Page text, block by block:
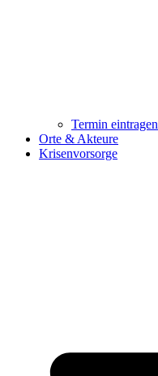
Termin eintragen
Orte & Akteure
Krisenvorsorge